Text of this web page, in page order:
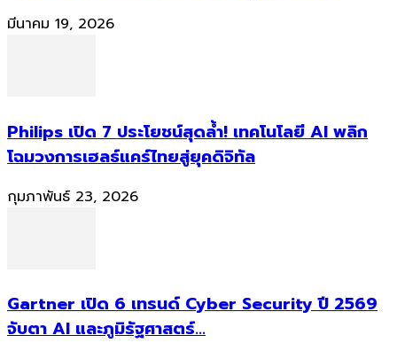
มีนาคม 19, 2026
Philips เปิด 7 ประโยชน์สุดล้ำ! เทคโนโลยี AI พลิก
โฉมวงการเฮลธ์แคร์ไทยสู่ยุคดิจิทัล
กุมภาพันธ์ 23, 2026
Gartner เปิด 6 เทรนด์ Cyber Security ปี 2569
จับตา AI และภูมิรัฐศาสตร์...